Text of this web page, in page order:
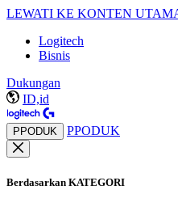
LEWATI KE KONTEN
Logitech
Bisnis
Dukungan
ID,id
PPODUK PPODUK
Berdasarkan KATEGORI